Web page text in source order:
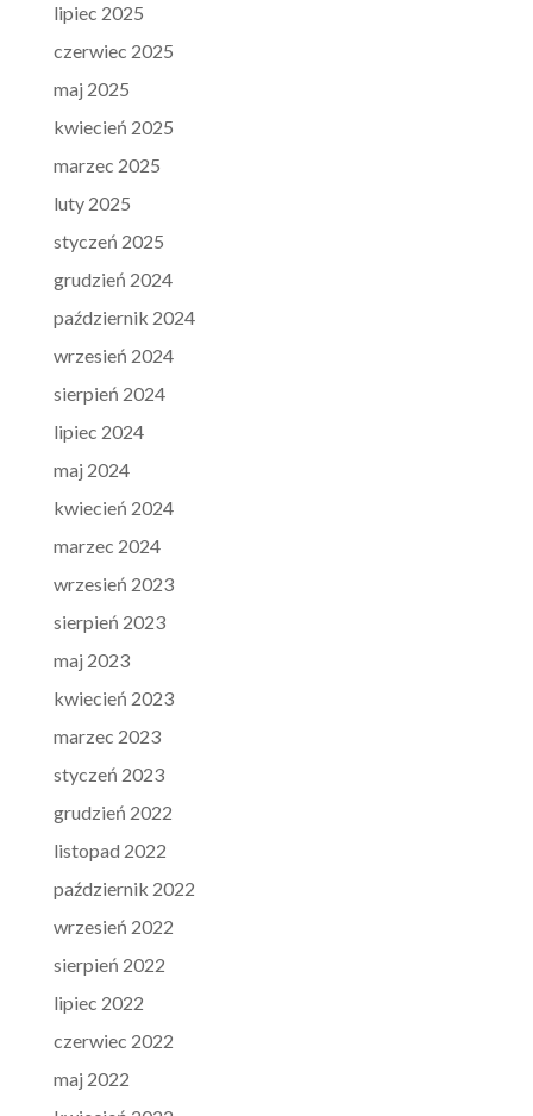
lipiec 2025
czerwiec 2025
maj 2025
kwiecień 2025
marzec 2025
luty 2025
styczeń 2025
grudzień 2024
październik 2024
wrzesień 2024
sierpień 2024
lipiec 2024
maj 2024
kwiecień 2024
marzec 2024
wrzesień 2023
sierpień 2023
maj 2023
kwiecień 2023
marzec 2023
styczeń 2023
grudzień 2022
listopad 2022
październik 2022
wrzesień 2022
sierpień 2022
lipiec 2022
czerwiec 2022
maj 2022